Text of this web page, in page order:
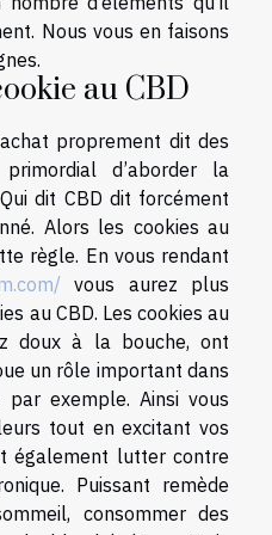
Nous vous en faisons
au CBD
proprement dit des
d’aborder la
dit CBD dit forcément
Alors les cookies au
règle. En vous rendant
vous aurez plus
au CBD. Les cookies au
doux à la bouche, ont
un rôle important dans
exemple. Ainsi vous
tout en excitant vos
également lutter contre
Puissant remède
consommer des